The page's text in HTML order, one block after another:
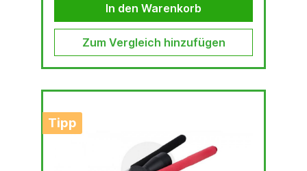
In den Warenkorb
Zum Vergleich hinzufügen
Tipp